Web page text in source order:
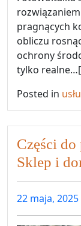
pragnących
obliczu
ochrony
tylko
Posted in
Części
Sklep i
Posted
on
22 maja, 2025